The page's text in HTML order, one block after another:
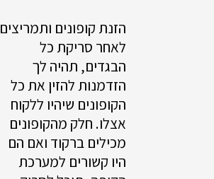
הזנת קופונים ותמריצים
לאחר סריקת כל
הבגדים, תהיה לך
הזדמנות להזין את כל
הקופונים שיהיו ללקוח
אצלו. חלק מהקופונים
מכילים ברקוד ואם הם
היו קשורים למערכת